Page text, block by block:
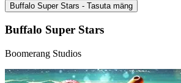
Buffalo Super Stars - Tasuta mäng
Buffalo Super Stars
Boomerang Studios